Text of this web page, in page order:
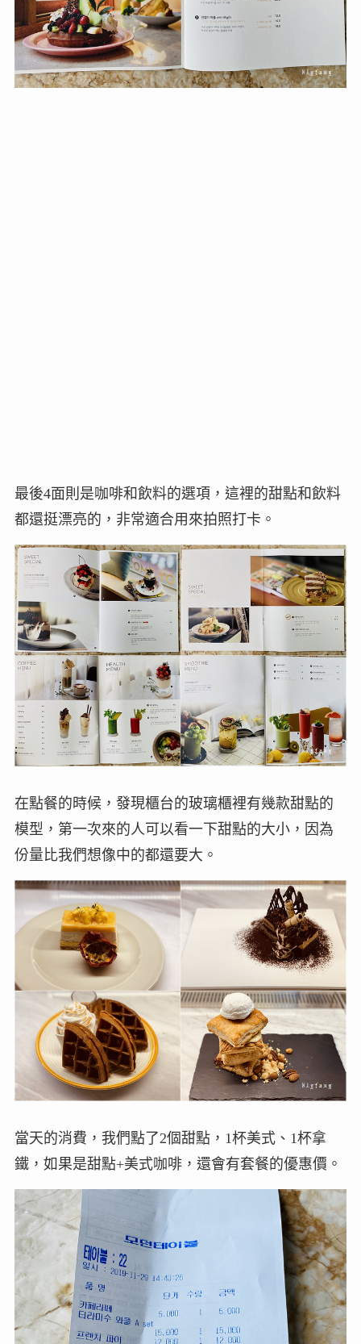
在點餐的時候，發現櫃台的玻璃櫃裡有幾款甜點的
模型，第一次來的人可以看一下甜點的大小，因為
份量比我們想像中的都還要大。
當天的消費，我們點了2個甜點，1杯美式、1杯拿
鐵，如果是甜點+美式咖啡，還會有套餐的優惠價。